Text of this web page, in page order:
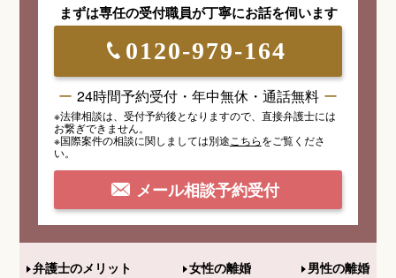
まずは専任の受付職員が丁寧にお話を伺います
0120-979-164
24時間予約受付・年中無休・通話無料
※法律相談は、受付予約後となりますので、 直接弁護士には
お繋ぎできません。
※国際案件の相談に関しましては別途 こちらをご覧くださ
い。
メール相談予約受付
弁護士のメリット 女性の離婚 男性の離婚